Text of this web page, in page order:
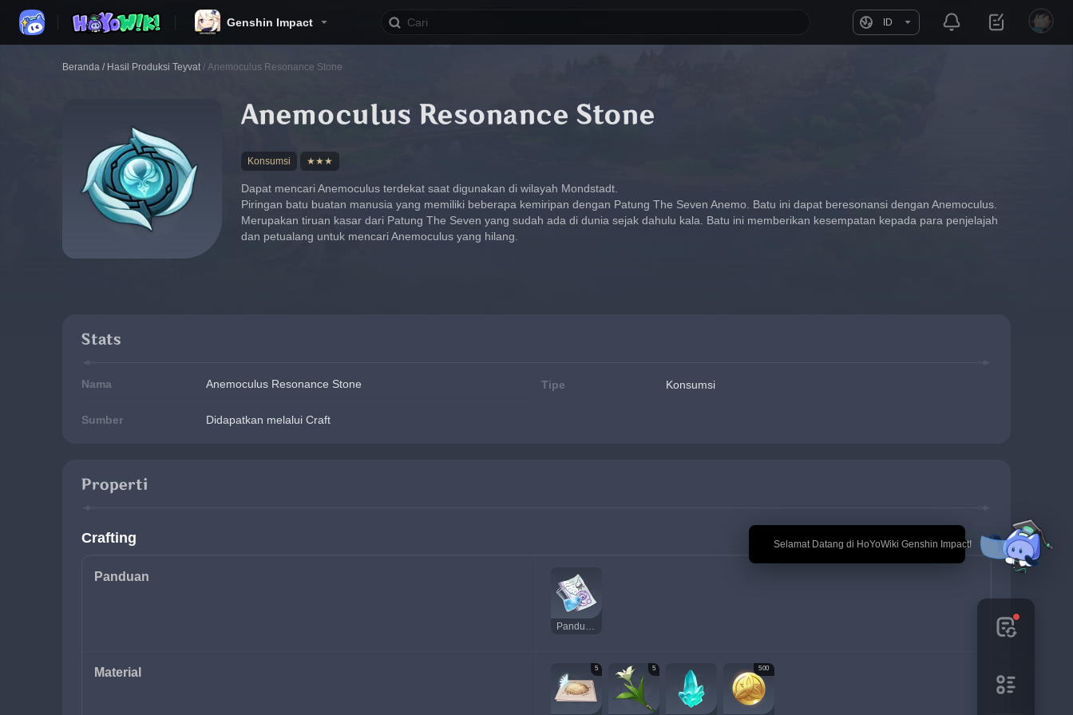
Genshin Impact ID
🎉 Selamat Datang di HoYoWiki Genshin Impact!
Beranda / Hasil Produksi Teyvat / Anemoculus Resonance Stone
Anemoculus Resonance Stone
Konsumsi ★★★
Dapat mencari Anemoculus terdekat saat digunakan di wilayah Mondstadt.
Piringan batu buatan manusia yang memiliki beberapa kemiripan dengan Patung The Seven Anemo. Batu ini dapat beresonansi dengan Anemoculus.
Merupakan tiruan kasar dari Patung The Seven yang sudah ada di dunia sejak dahulu kala. Batu ini memberikan kesempatan kepada para penjelajah
dan petualang untuk mencari Anemoculus yang hilang.
Stats
Nama Anemoculus Resonance Stone Tipe Konsumsi
Sumber Didapatkan melalui Craft
Properti
Crafting
Panduan
Panduan: Anemoculus Resonance Stone
Material 5 5 500